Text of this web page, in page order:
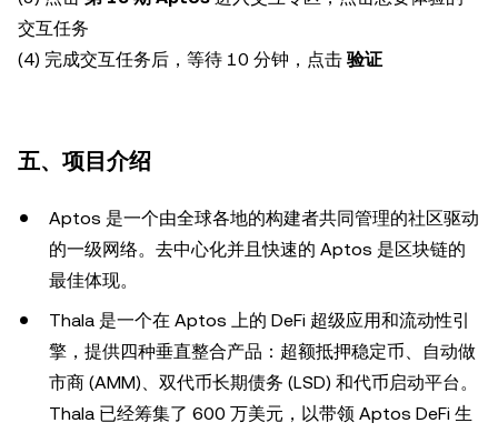
交互任务
(4) 完成交互任务后，等待 10 分钟，点击 验证
五、项目介绍
Aptos 是一个由全球各地的构建者共同管理的社区驱动
的一级网络。去中心化并且快速的 Aptos 是区块链的
最佳体现。
Thala 是一个在 Aptos 上的 DeFi 超级应用和流动性引
擎，提供四种垂直整合产品：超额抵押稳定币、自动做
市商 (AMM)、双代币长期债务 (LSD) 和代币启动平台。
Thala 已经筹集了 600 万美元，以带领 Aptos DeFi 生